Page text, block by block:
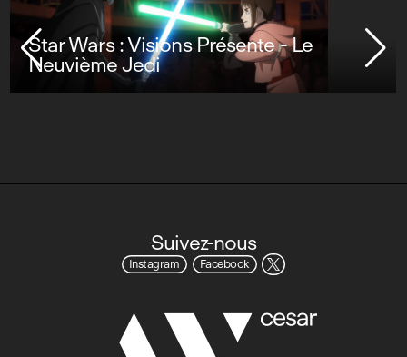
Suivez-nous
Instagram Facebook